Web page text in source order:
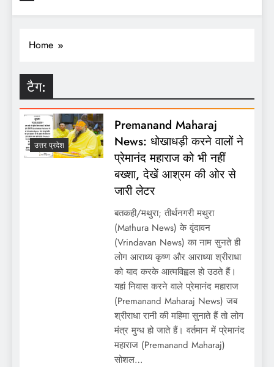
Home
टैग:
उत्तर प्रदेश
Premanand Maharaj
News: धोखाधड़ी करने वालों ने
प्रेमानंद महाराज को भी नहीं
बख्शा, देखें आश्रम की ओर से
जारी लेटर
बतकही/मथुरा; तीर्थनगरी मथुरा
(Mathura News) के वृंदावन
(Vrindavan News) का नाम सुनते ही
लोग आराध्य कृष्ण और आराध्या श्रीराधा
को याद करके आत्मविह्वल हो उठते हैं।
यहां निवास करने वाले प्रेमानंद महाराज
(Premanand Maharaj News) जब
श्रीराधा रानी की महिमा सुनाते हैं तो लोग
मंत्र मुग्ध हो जाते हैं। वर्तमान में प्रेमानंद
महाराज (Premanand Maharaj)
सोशल…